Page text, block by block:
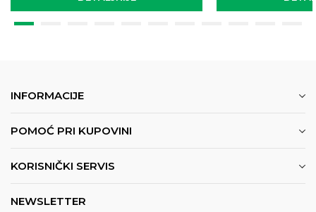
INFORMACIJE
POMOĆ PRI KUPOVINI
KORISNIČKI SERVIS
NEWSLETTER